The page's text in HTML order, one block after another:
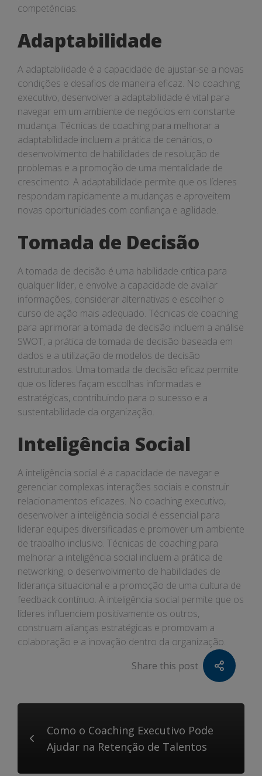
competências.
Adaptabilidade
A adaptabilidade é a capacidade de ajustar-se a novas
condições e desafios de maneira eficaz. No coaching
executivo, desenvolver a adaptabilidade é vital para
navegar em um ambiente de negócios em constante
mudança. Técnicas de coaching para melhorar a
adaptabilidade incluem a prática de cenários, o
desenvolvimento de habilidades de resolução de
problemas e a promoção de uma mentalidade de
crescimento. A adaptabilidade permite que os líderes
respondam rapidamente a mudanças e aproveitem
novas oportunidades com confiança e agilidade.
Tomada de Decisão
A tomada de decisão é uma habilidade crítica para
qualquer líder, e envolve a capacidade de avaliar
informações, considerar alternativas e escolher o
curso de ação mais adequado. Técnicas de coaching
para aprimorar a tomada de decisão incluem a análise
SWOT, a prática de tomada de decisão baseada em
dados e a utilização de modelos de decisão
estruturados. Uma tomada de decisão eficaz permite
que os líderes façam escolhas informadas e
estratégicas, contribuindo para o sucesso e a
sustentabilidade da organização.
Inteligência Social
A inteligência social é a capacidade de navegar e
gerenciar complexas interações sociais e construir
relacionamentos eficazes. No coaching executivo,
desenvolver a inteligência social é essencial para
liderar equipes diversificadas e promover um ambiente
de trabalho inclusivo. Técnicas de coaching para
melhorar a inteligência social incluem a prática de
networking, o desenvolvimento de habilidades de
liderança situacional e a promoção de uma cultura de
feedback contínuo. A inteligência social permite que os
líderes influenciem positivamente os outros,
construam alianças estratégicas e promovam a
colaboração e a inovação dentro da organização.
Share this post
Como o Coaching Executivo Pode
Ajudar na Retenção de Talentos